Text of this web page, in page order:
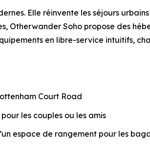
Elle réinvente les séjours
Otherwander Soho propose des
en libre-service intuitifs,
Court Road
les couples ou les amis
espace de rangement pour les